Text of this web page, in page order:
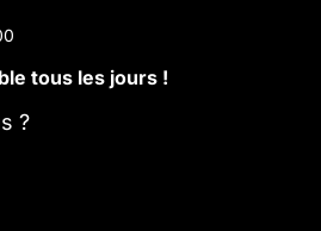
tous les jours !
?